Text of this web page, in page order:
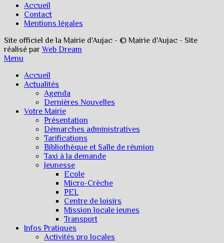
Accueil
Contact
Mentions légales
Site officiel de la Mairie d'Aujac - © Mairie d'Aujac - Site
réalisé parWeb Dream
Menu
Accueil
Actualités
Agenda
Dernières Nouvelles
Votre Mairie
Présentation
Démarches administratives
Tarifications
Bibliothèque et Salle de réunion
Taxi à la demande
Jeunesse
Ecole
Micro-Crèche
PEL
Centre de loisirs
Mission locale jeunes
Transport
Infos Pratiques
Activités pro locales